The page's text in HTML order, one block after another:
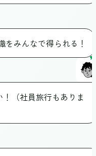
みんなで得られる！
（社員旅行もありま